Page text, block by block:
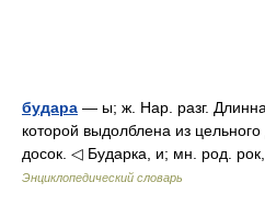
будара — ы; ж. Нар. разг.
которой выдолблена из
досок. ◁ Бударка, и; мн. род.
Энциклопедический словарь